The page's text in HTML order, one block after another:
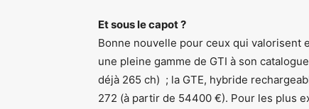
Et sous le capot ?
Bonne nouvelle pour ceux qui
une pleine gamme de GTI à son
déjà 265 ch) ; la GTE, hybride
272 (à partir de 54400 €). Pour les plus